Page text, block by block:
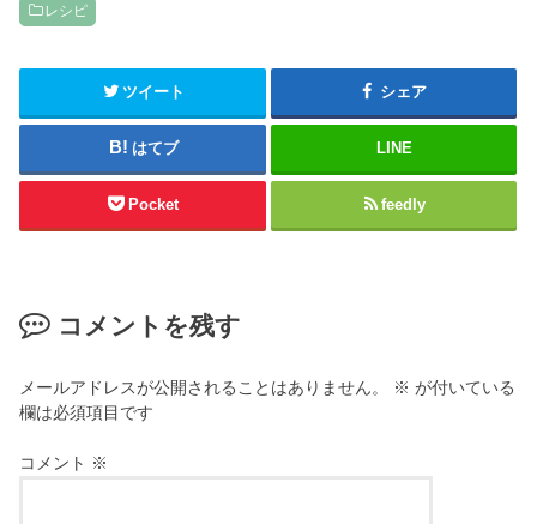
レシピ
ツイート シェア
はてブ LINE
Pocket feedly
コメントを残す
メールアドレスが公開されることはありません。 ※ が付いている
欄は必須項目です
コメント ※